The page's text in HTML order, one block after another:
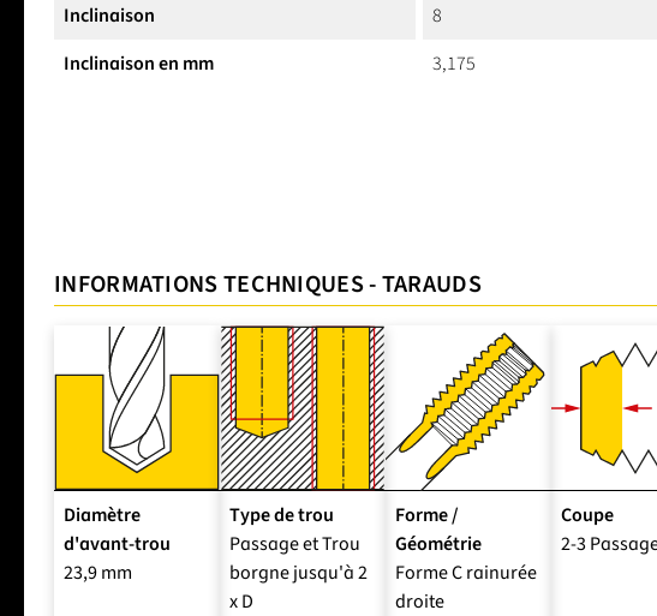
Inclinaison
8
Inclinaison en mm
3,175
INFORMATIONS TECHNIQUES - TARAUDS
Diamètre
d'avant-trou
23,9 mm
Type de trou
Passage et Trou
borgne jusqu'à 2
x D
Forme /
Géométrie
Forme C rainurée
droite
Coupe
2-3